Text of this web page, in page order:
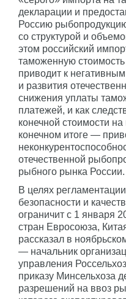
декларации и
Россию
со структурой и
этом российский
таможенную стоимость
приводит к
и развития
снижения уплаты
платежей, и как
конечной стоимости
конечном итоге —
отечественной
рыбного рынка России.
В целях
безопасности и
ограничит с 1 января
стран Евросоюза,
рассказал в
— начальник
управления
приказу Минсельхоза
разрешений на ввоз